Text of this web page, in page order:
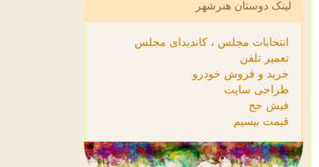
لینک دوستان هنرشهر
انتخابات مجلس ، کاندیدای مجلس
تعمیر تلفن
خرید و فروش خودرو
طراحی سایت
فیش حج
قیمت بیسیم